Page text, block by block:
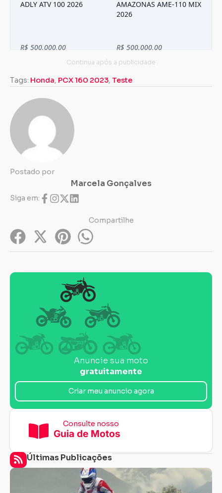
Tags: Honda, PCX 160 2023, Teste
Postado por
Marcela Gonçalves
Siga em:
Compartilhe
Anuncie sua moto
gratuitamente
Criar meu anuncio agora
Consulte nosso
Guia de Motos
Últimas Publicações